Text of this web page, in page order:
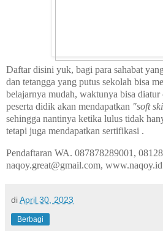
Daftar disini yuk, bagi para sahabat
dan tetangga yang putus sekolah bisa
belajarnya mudah, waktunya bisa
peserta didik akan mendapatkan "soft
sehingga nantinya ketika lulus tidak
tetapi juga mendapatkan sertifikasi .
Pendaftaran WA. 087878289001,
naqoy.great@gmail.com, www.naqoy.id
diApril 30, 2023
Berbagi